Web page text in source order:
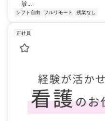
診...
シフト自由 フルリモート 残業なし
正社員